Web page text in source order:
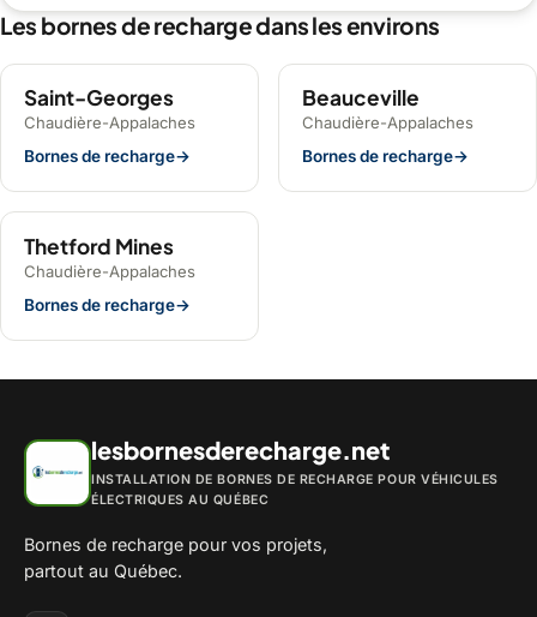
Les bornes de recharge dans les environs
Saint-Georges
Chaudière-Appalaches
Bornes de recharge→
Beauceville
Chaudière-Appalaches
Bornes de recharge→
Thetford Mines
Chaudière-Appalaches
Bornes de recharge→
lesbornesderecharge.net
INSTALLATION DE BORNES DE RECHARGE POUR VÉHICULES
ÉLECTRIQUES AU QUÉBEC
Bornes de recharge pour vos projets,
partout au Québec.